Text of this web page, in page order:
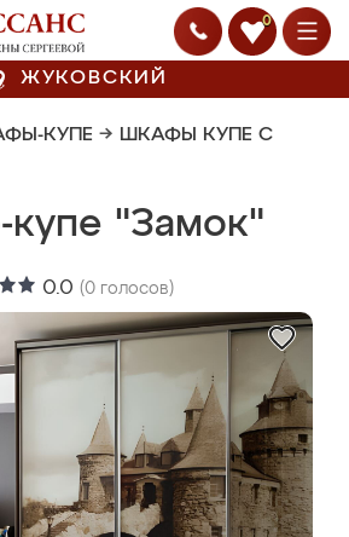
0
ЖУКОВСКИЙ
КУПЕ → ШКАФЫ КУПЕ С
"Замок"
0.0 (0 голосов)